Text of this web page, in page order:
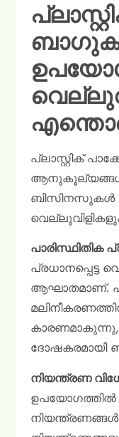
പ്ലാസ്റ്റിക്
ബിസിനസുകൾ
പാരിസ്ഥിതിക
പ്രധാനപ്പെട്ട
ആഘാതമാണ്.
ദോഷകരമായി
നിയന്ത്രണ
ഉപയോഗത്തിൽ